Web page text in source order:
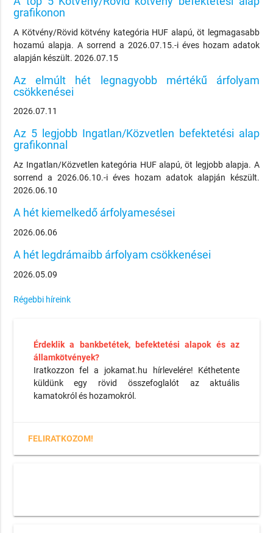
grafikonon
A Kötvény/Rövid kötvény kategória HUF alapú, öt legmagasabb
hozamú alapja. A sorrend a 2026.07.15.-i éves hozam adatok
alapján készült. 2026.07.15
Az elmúlt hét legnagyobb mértékű árfolyam
csökkenései
2026.07.11
Az 5 legjobb Ingatlan/Közvetlen befektetési alap
grafikonnal
Az Ingatlan/Közvetlen kategória HUF alapú, öt legjobb alapja. A
sorrend a 2026.06.10.-i éves hozam adatok alapján készült.
2026.06.10
A hét kiemelkedő árfolyamesései
2026.06.06
A hét legdrámaibb árfolyam csökkenései
2026.05.09
Régebbi híreink
Érdeklik a bankbetétek, befektetési alapok és az
államkötvények?
Iratkozzon fel a jokamat.hu hírlevelére! Kéthetente
küldünk egy rövid összefoglalót az aktuális
kamatokról és hozamokról.
FELIRATKOZOM!